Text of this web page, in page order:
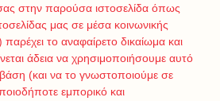
στην παρούσα ιστοσελίδα όπως
μας σε μέσα κοινωνικής
το αναφαίρετο δικαίωμα και
άδεια να χρησιμοποιήσουμε αυτό
(και να το γνωστοποιούμε σε
εμπορικό και